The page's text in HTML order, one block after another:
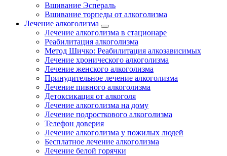
Вшивание Эспераль
Вшивание торпеды от алкоголизма
Лечение алкоголизма
Лечение алкоголизма в стационаре
Реабилитация алкоголизма
Метод Шичко: Реабилитация алкозависимых
Лечение хронического алкоголизма
Лечение женского алкоголизма
Принудительное лечение алкоголизма
Лечение пивного алкоголизма
Детоксикация от алкоголя
Лечение алкоголизма на дому
Лечение подросткового алкоголизма
Телефон доверия
Лечение алкоголизма у пожилых людей
Бесплатное лечение алкоголизма
Лечение белой горячки